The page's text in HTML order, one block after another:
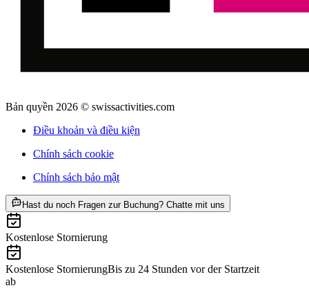
Bản quyền 2026 © swissactivities.com
Điều khoản và điều kiện
Chính sách cookie
Chính sách bảo mật
Hast du noch Fragen zur Buchung? Chatte mit uns
Kostenlose Stornierung
Kostenlose StornierungBis zu 24 Stunden vor der Startzeit
ab